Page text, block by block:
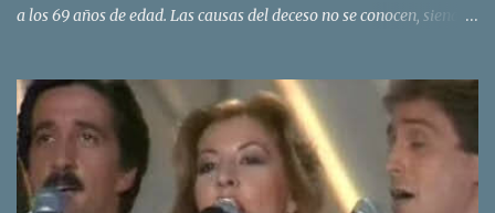
a los 69 años de edad. Las causas del deceso no se conocen, siendo
traves de las redes sociales. Nacido en Tolosa en 1951, durante su
epoca universitaria en la carrera de empresariales conoció al
estudiante de medicina Luis Villar, comenzando a actuar
juntos,Santos a la guitarra y Villar al piano, sin atreverse a dar el
salto al mercado profesional. Sin embargo esto cambió gracias a la